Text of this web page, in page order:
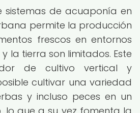
sistemas de acuaponía en
permite la producción
frescos en entornos
la tierra son limitados. Este
de cultivo vertical y
cultivar una variedad
y incluso peces en un